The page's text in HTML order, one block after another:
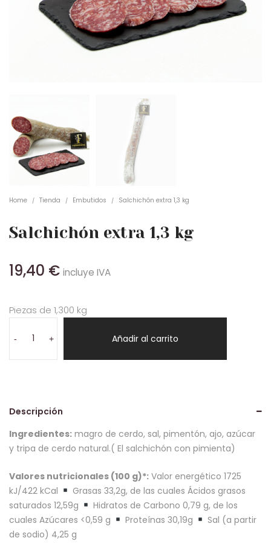
Home / Tienda / Embutidos / Salchichón extra 1,3 kg
Salchichón extra 1,3 kg
19,40 € incluye IVA
Piezas de 1,300 kg
-extra
+ Añadir al carrito
Descripción
Ingredientes: magro de cerdo, sal, pimentón, ajo, azúcar
y tripa de cerdo natural.( El salchichón con pimienta)
Valores nutricionales (100 g)*: Valor energético 1725
kJ/422 kCal
Grasas 33,2g, de las cuales Ácidos grasos
saturados 12,59g
Hidratos de Carbono 0,79 g, de los
cuales Azúcares <0,59 g
Proteínas 30,19g
Sal (a partir
de sodio) 4,25 g